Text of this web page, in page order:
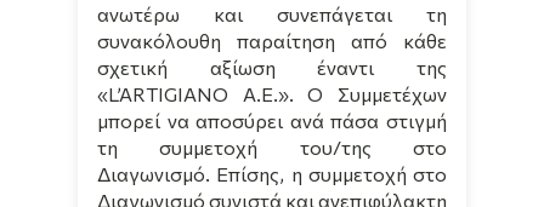
ανωτέρω και συνεπάγεται τη
συνακόλουθη παραίτηση από κάθε
σχετική αξίωση έναντι της
«L’ARTIGIANO A.E.». Ο Συμμετέχων
μπορεί να αποσύρει ανά πάσα στιγμή
τη συμμετοχή του/της στο
Διαγωνισμό. Επίσης, η συμμετοχή στο
Διαγωνισμό συνιστά και ανεπιφύλακτη